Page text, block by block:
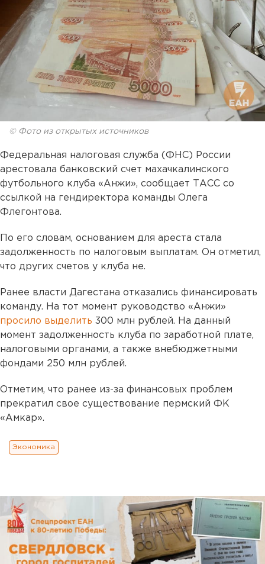
© Фото из открытых источников
Федеральная налоговая служба (ФНС) России
арестовала банковский счет махачкалинского
футбольного клуба «Анжи», сообщает ТАСС со
ссылкой на гендиректора команды Олега
Флегонтова.
По его словам, основанием для ареста стала
задолженность по налоговым выплатам. Он отметил,
что других счетов у клуба не.
Ранее власти Дагестана отказались финансировать
команду. На тот момент руководство «Анжи»
просило выделить 300 млн рублей. На данный
момент задолженность клуба по заработной плате,
налоговыми органами, а также внебюджетными
фондами 250 млн рублей.
Отметим, что ранее из-за финансовых проблем
прекратил свое существование пермский ФК
«Амкар».
Экономика